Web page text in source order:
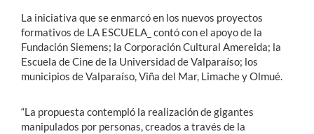
La iniciativa que se enmarcó en los nuevos proyectos
formativos de LA ESCUELA_ contó con el apoyo de la
Fundación Siemens; la Corporación Cultural Amereida; la
Escuela de Cine de la Universidad de Valparaíso; los
municipios de Valparaíso, Viña del Mar, Limache y Olmué.
“La propuesta contempló la realización de gigantes
manipulados por personas, creados a través de la